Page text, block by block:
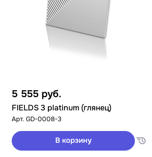
5 555 руб.
FIELDS 3 platinum (глянец)
Арт. GD-0008-3
В корзину